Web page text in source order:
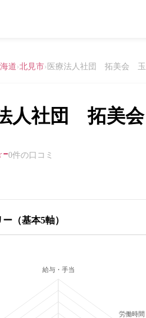
道›北見市› 医療法人社団 拓美会 玉
人社団 拓美
-0件の口コミ
（基本5軸）
給与・手当
労働時間